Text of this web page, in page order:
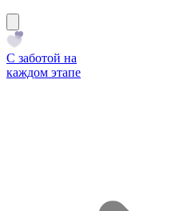
С заботой на
каждом этапе